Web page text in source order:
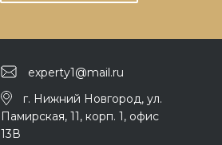
experty1@mail.ru
г. Нижний Новгород, ул.
Памирская, 11, корп. 1, офис
13В